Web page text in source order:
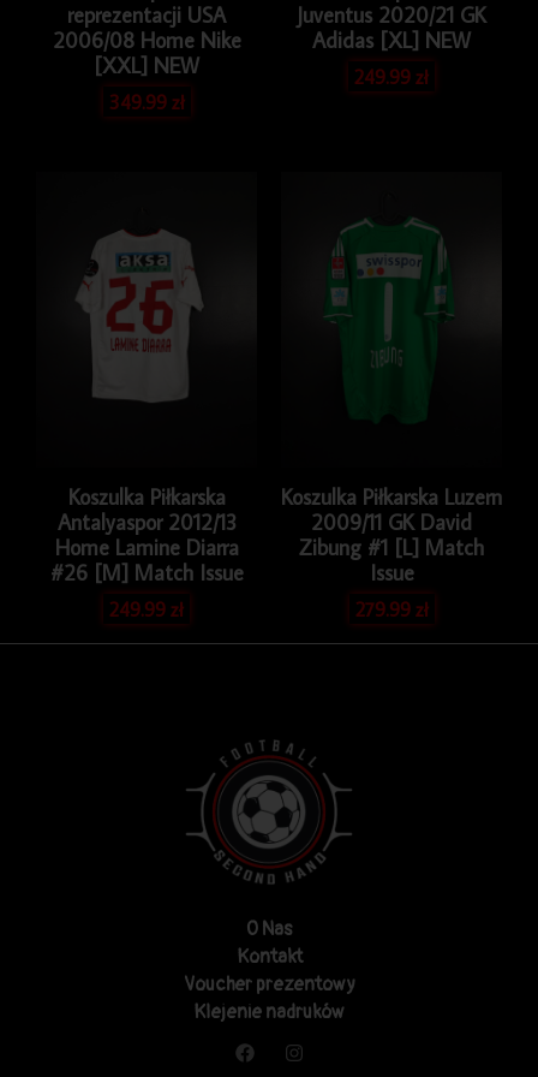
reprezentacji USA
2006/08 Home Nike
[XXL] NEW
349.99zł
Juventus 2020/21 GK
Adidas [XL] NEW
249.99zł
Koszulka Piłkarska
Antalyaspor 2012/13
Home Lamine Diarra
#26 [M] Match Issue
249.99zł
Koszulka Piłkarska Luzern
2009/11 GK David
Zibung #1 [L] Match
Issue
279.99zł
O Nas
Kontakt
Voucher prezentowy
Klejenie nadruków